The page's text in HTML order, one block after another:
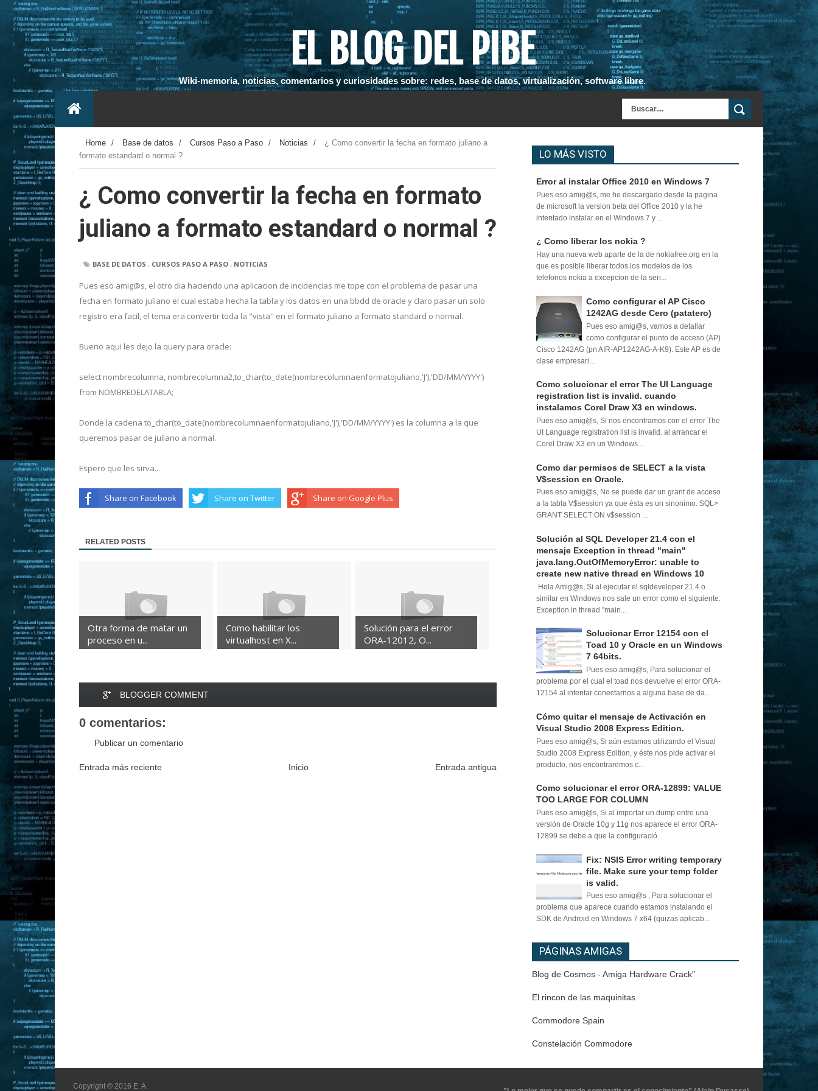
EL BLOG DEL PIBE
Wiki-memoria, noticias, comentarios y curiosidades sobre: redes, base de datos, virtualización, software libre.
Home / Base de datos / Cursos Paso a Paso / Noticias /
¿ Como convertir la fecha en formato juliano a
formato estandard o normal ?
¿ Como convertir la fecha en formato
juliano a formato estandard o normal ?
- BASE DE DATOS , CURSOS PASO A PASO , NOTICIAS
Pues eso amig@s, el otro dia haciendo una aplicacion de incidencias me tope con el problema de pasar una
fecha en formato juliano el cual estaba hecha la tabla y los datos en una bbdd de oracle y claro pasar un solo
registro era facil, el tema era convertir toda la "vista" en el formato juliano a formato standard o normal.
Bueno aqui les dejo la query para oracle:
select nombrecolumna, nombrecolumna2,to_char(to_date(nombrecolumnaenformatojuliano,'J'),'DD/MM/YYYY')
from NOMBREDELATABLA;
Donde la cadena to_char(to_date(nombrecolumnaenformatojuliano,'J'),'DD/MM/YYYY') es la columna a la que
queremos pasar de juliano a normal.
Espero que les sirva...
Share on Facebook Share on Twitter Share on Google Plus
RELATED POSTS
Otra forma de matar un
proceso en u...
Como habilitar los
virtualhost en X...
Solución para el error
ORA-12012, O...
BLOGGER COMMENT
0 comentarios:
Publicar un comentario
Entrada más reciente Entrada antigua
Inicio
LO MÁS VISTO
Error al instalar Office 2010 en Windows 7
Pues eso amig@s, me he descargado desde la pagina
de microsoft la version beta del Office 2010 y la he
intentado instalar en el Windows 7 y ...
¿ Como liberar los nokia ?
Hay una nueva web aparte de la de nokiafree.org en la
que es posible liberar todos los modelos de los
telefonos nokia a excepcion de la seri...
Como configurar el AP Cisco
1242AG desde Cero (patatero)
Pues eso amig@s, vamos a detallar
como configurar el punto de acceso (AP)
Cisco 1242AG (pn AIR-AP1242AG-A-K9). Este AP es de
clase empresari...
Como solucionar el error The UI Language
registration list is invalid. cuando
instalamos Corel Draw X3 en windows.
Pues eso amig@s, Si nos encontramos con el error The
UI Language registration list is invalid. al arrancar el
Corel Draw X3 en un Windows ...
Como dar permisos de SELECT a la vista
V$session en Oracle.
Pues eso amig@s, No se puede dar un grant de acceso
a la tabla V$session ya que ésta es un sinonimo. SQL>
GRANT SELECT ON v$session ...
Solución al SQL Developer 21.4 con el
mensaje Exception in thread "main"
java.lang.OutOfMemoryError: unable to
create new native thread en Windows 10
Hola Amig@s, Si al ejecutar el sqldeveloper 21.4 o
similar en Windows nos sale un error como el siguiente:
Exception in thread "main...
Solucionar Error 12154 con el
Toad 10 y Oracle en un Windows
7 64bits.
Pues eso amig@s, Para solucionar el
problema por el cual el toad nos devuelve el error ORA-
12154 al intentar conectarnos a alguna base de da...
Cómo quitar el mensaje de Activación en
Visual Studio 2008 Express Edition.
Pues eso amig@s, Si aún estamos utilizando el Visual
Studio 2008 Express Edition, y éste nos pide activar el
producto, nos encontraremos c...
Como solucionar el error ORA-12899: VALUE
TOO LARGE FOR COLUMN
Pues eso amig@s, Si al importar un dump entre una
versión de Oracle 10g y 11g nos aparece el error ORA-
12899 se debe a que la configuració...
Fix: NSIS Error writing temporary
file. Make sure your temp folder
is valid.
Pues eso amig@s , Para solucionar el
problema que aparece cuando estamos instalando el
SDK de Android en Windows 7 x64 (quizas aplicab...
PÁGINAS AMIGAS
Blog de Cosmos - Amiga Hardware Crack"
El rincon de las maquinitas
Commodore Spain
Constelación Commodore
Copyright © 2016 E. A.